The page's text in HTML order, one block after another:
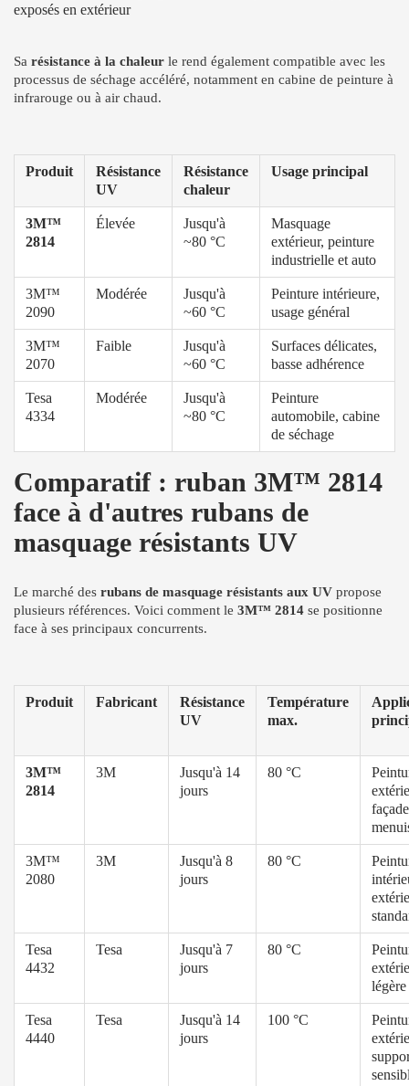
exposés en extérieur
Sa résistance à la chaleur le rend également compatible avec les
processus de séchage accéléré, notamment en cabine de peinture à
infrarouge ou à air chaud.
Produit
Résistance
UV
Résistance
chaleur
Usage principal
3M™
2814
Élevée
Jusqu'à
~80 °C
Masquage
extérieur, peinture
industrielle et auto
3M™
2090
Modérée
Jusqu'à
~60 °C
Peinture intérieure,
usage général
3M™
2070
Faible
Jusqu'à
~60 °C
Surfaces délicates,
basse adhérence
Tesa
4334
Modérée
Jusqu'à
~80 °C
Peinture
automobile, cabine
de séchage
Comparatif : ruban 3M™ 2814
face à d'autres rubans de
masquage résistants UV
Le marché des rubans de masquage résistants aux UV propose
plusieurs références. Voici comment le 3M™ 2814 se positionne
face à ses principaux concurrents.
Produit Fabricant
Résistance
UV
Température
max.
3M™
2814
3M
Jusqu'à 14
jours
80 °C
3M™
2080
3M
Jusqu'à 8
jours
80 °C
Tesa
4432
Tesa
Jusqu'à 7
jours
80 °C
légère
Tesa
4440
Tesa
Jusqu'à 14
jours
100 °C